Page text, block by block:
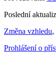
Poslední
Změna vzhledu,
Prohlášení o